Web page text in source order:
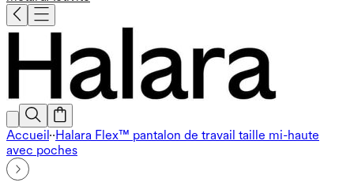
Accueil ··Halara Flex™ pantalon de travail taille mi-haute
avec poches